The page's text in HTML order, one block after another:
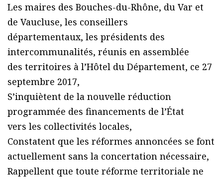
Les maires des Bouches-du-Rhône, du Var et
de Vaucluse, les conseillers
départementaux, les présidents des
intercommunalités, réunis en assemblée
des territoires à l’Hôtel du Département, ce 27
septembre 2017,
S’inquiètent de la nouvelle réduction
programmée des financements de l’État
vers les collectivités locales,
Constatent que les réformes annoncées se font
actuellement sans la concertation nécessaire,
Rappellent que toute réforme territoriale ne